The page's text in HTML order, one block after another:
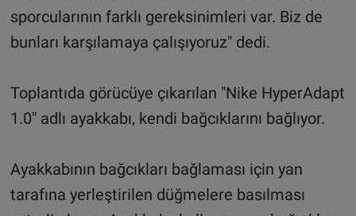
sporcularının farklı gereksinimleri var. Biz de
bunları karşılamaya çalışıyoruz" dedi.
Toplantıda görücüye çıkarılan "Nike HyperAdapt
1.0" adlı ayakkabı, kendi bağcıklarını bağlıyor.
Ayakkabının bağcıkları bağlaması için yan
tarafına yerleştirilen düğmelere basılması